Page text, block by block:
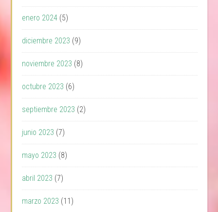
enero 2024 (5)
diciembre 2023 (9)
noviembre 2023 (8)
octubre 2023 (6)
septiembre 2023 (2)
junio 2023 (7)
mayo 2023 (8)
abril 2023 (7)
marzo 2023 (11)